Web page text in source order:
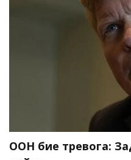
ООН бие тревога: